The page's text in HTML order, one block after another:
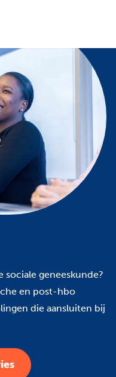
geneeskunde?
en post-hbo
die aansluiten bij